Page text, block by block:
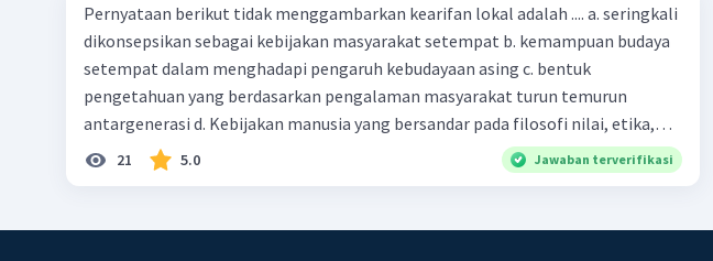
Pernyataan berikut tidak menggambarkan kearifan lokal adalah .... a. seringkali
dikonsepsikan sebagai kebijakan masyarakat setempat b. kemampuan budaya
setempat dalam menghadapi pengaruh kebudayaan asing c. bentuk
pengetahuan yang berdasarkan pengalaman masyarakat turun temurun
antargenerasi d. Kebijakan manusia yang bersandar pada filosofi nilai, etika,
dan perilaku yang melembaga secara tradisional e. produk tentang nilai dalam
masyarakat dan tidak berkaitan dengan kondisi geografis atau lingkungan
21 5.0 Jawaban terverifikasi